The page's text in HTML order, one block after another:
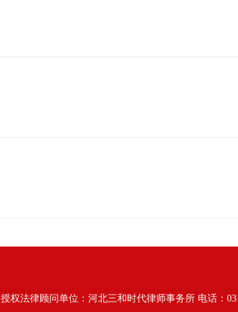
授权法律顾问单位：河北三和时代律师事务所 电话：